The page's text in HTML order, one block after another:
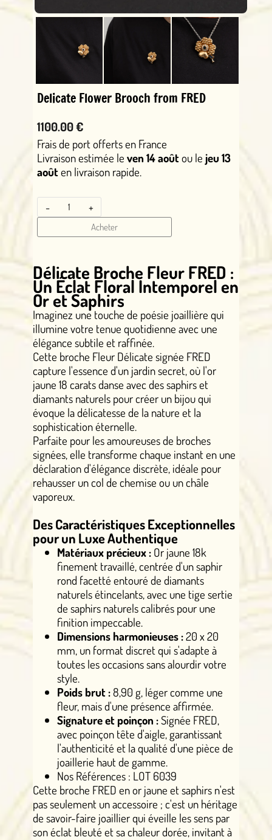
Delicate Flower Brooch from FRED
1100.00 €
Frais de port offerts en France
Livraison estimée le ven 14 aoûtou le jeu 13
aoûten livraison rapide.
- +
Acheter
Délicate Broche Fleur FRED :
Un Éclat Floral Intemporel en
Or et Saphirs
Imaginez une touche de poésie joaillière qui
illumine votre tenue quotidienne avec une
élégance subtile et raffinée.
Cette broche Fleur Délicate signée FRED
capture l'essence d'un jardin secret, où l'or
jaune 18 carats danse avec des saphirs et
diamants naturels pour créer un bijou qui
évoque la délicatesse de la nature et la
sophistication éternelle.
Parfaite pour les amoureuses de broches
signées, elle transforme chaque instant en une
déclaration d'élégance discrète, idéale pour
rehausser un col de chemise ou un châle
vaporeux.
Des Caractéristiques Exceptionnelles
pour un Luxe Authentique
Matériaux précieux : Or jaune 18k
finement travaillé, centrée d'un saphir
rond facetté entouré de diamants
naturels étincelants, avec une tige sertie
de saphirs naturels calibrés pour une
finition impeccable.
Dimensions harmonieuses :20 x 20
mm, un format discret qui s'adapte à
toutes les occasions sans alourdir votre
style.
Poids brut :8,90 g, léger comme une
fleur, mais d'une présence affirmée.
Signature et poinçon :Signée FRED,
avec poinçon tête d'aigle, garantissant
l'authenticité et la qualité d'une pièce de
joaillerie haut de gamme.
Nos Références : LOT 6039
Cette broche FRED en or jaune et saphirs n'est
pas seulement un accessoire ; c'est un héritage
de savoir-faire joaillier qui éveille les sens par
son éclat bleuté et sa chaleur dorée, invitant à